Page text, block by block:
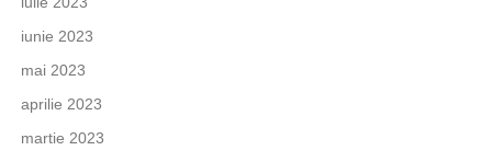
iunie 2023
mai 2023
aprilie 2023
martie 2023